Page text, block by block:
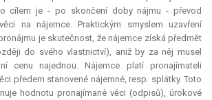
cílem je - po skončení doby nájmu - převod
na nájemce. Praktickým smyslem uzavření
je skutečnost, že nájemce získá předmět
do svého vlastnictví), aniž by za něj musel
cenu najednou. Nájemce platí pronajímateli
předem stanovené nájemné, resp. splátky. Toto
hodnotu pronajímané věci (odpisů), úrokové